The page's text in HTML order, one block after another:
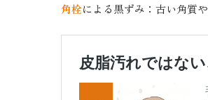
角栓による黒ずみ：古い角質